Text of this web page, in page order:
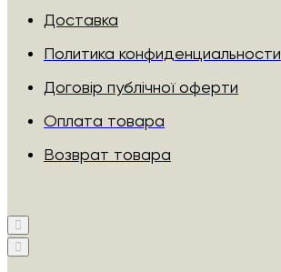
Доставка
Политика конфиденциальности
Договір публічної оферти
Оплата товара
Возврат товара